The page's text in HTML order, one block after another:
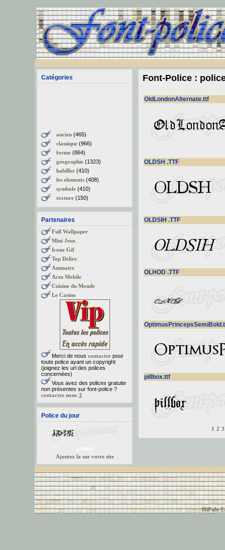
Catégories
ancien(465)
classique(966)
forme(864)
geographie(1323)
habiller(410)
les elements(408)
symbole(410)
texture(150)
Partenaires
Full Wallpaper
Mini Jeux
Icone Gif
Top Delire
Annuaire
Actu Mobile
Cuisine du Monde
Le Casino
Merci de nous contacterpour
toute police ayant un copyright
(joignez les url des polices
concernées)
Vous avez des polices gratuite
non présentes sur font-police ?
contactez nous;)
Police du jour
Ajoutez la sur votre site
Font-Police :
OldLondonAlternate.ttf
OLDSH .TTF
OLDSIH .TTF
OLHOD .TTF
pillbox.ttf
1 2 3
HiPub: